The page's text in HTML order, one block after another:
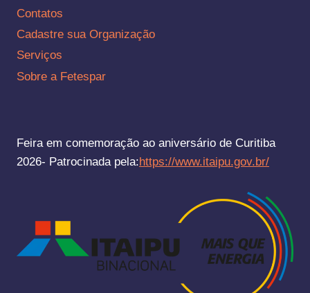
Contatos
Cadastre sua Organização
Serviços
Sobre a Fetespar
Feira em comemoração ao aniversário de Curitiba
2026- Patrocinada pela:https://www.itaipu.gov.br/